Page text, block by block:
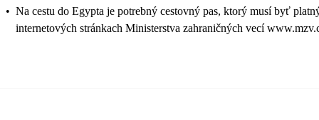
• Na cestu do Egypta je potrebný cestovný pas, ktorý musí byť
internetových stránkach Ministerstva zahraničných vecí